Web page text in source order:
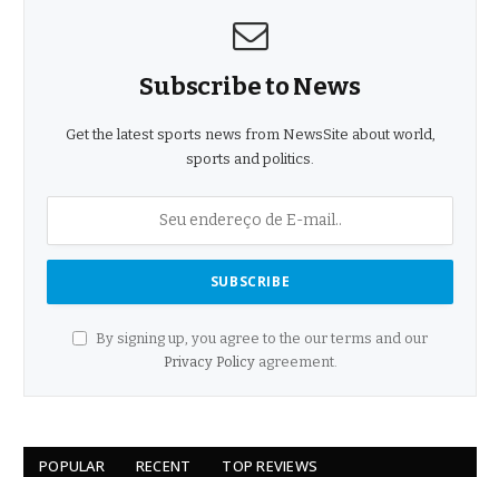
Subscribe to News
Get the latest sports news from NewsSite about world,
sports and politics.
By signing up, you agree to the our terms and our
Privacy Policyagreement.
POPULAR RECENT TOP REVIEWS